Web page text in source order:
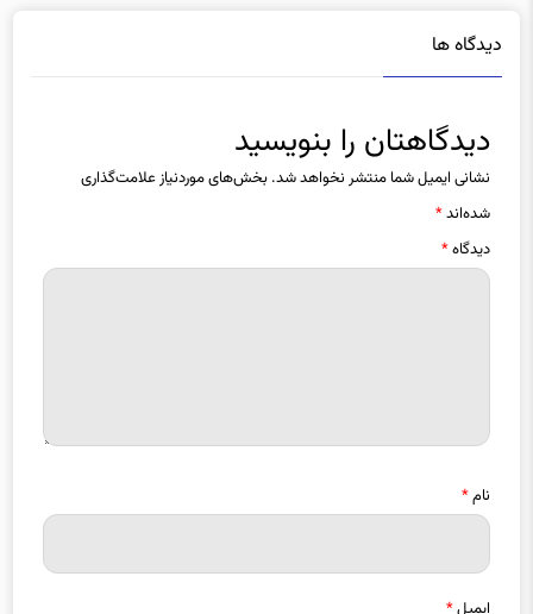
دیدگاه ها
دیدگاهتان را بنویسید
نشانی ایمیل شما منتشر نخواهد شد. بخش‌های موردنیاز علامت‌گذاری
شده‌اند*
دیدگاه*
نام*
ایمیل*